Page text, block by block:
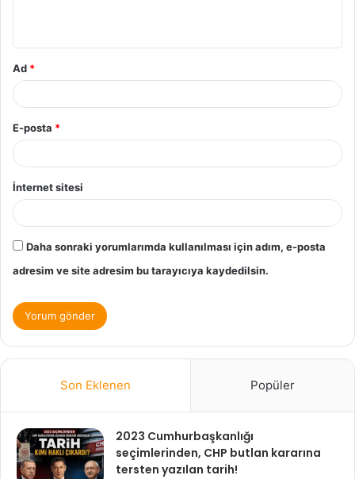
Ad *
E-posta *
İnternet sitesi
Daha sonraki yorumlarımda kullanılması için adım, e-posta
adresim ve site adresim bu tarayıcıya kaydedilsin.
Son Eklenen Popüler
2023 Cumhurbaşkanlığı
seçimlerinden, CHP butlan kararına
tersten yazılan tarih!